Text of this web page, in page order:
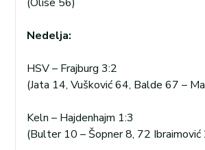
Nedelja:
HSV – Frajburg 3:2
(Jata 14, Vušković 64, Balde 67 –
Keln – Hajdenhajm 1:3
(Bulter 10 – Šopner 8, 72 Ibraimović